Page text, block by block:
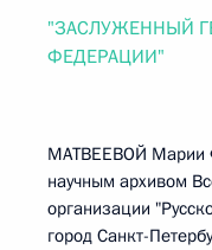
"ЗАСЛУЖЕННЫЙ
ФЕДЕРАЦИИ"
МАТВЕЕВОЙ Марии
научным архивом
организации
город Санкт-